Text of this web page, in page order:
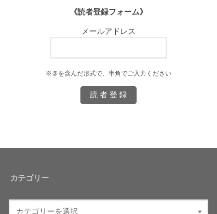
《読者登録フォーム》
メールアドレス
※＠を含んだ形式で、半角でご入力ください
カテゴリー